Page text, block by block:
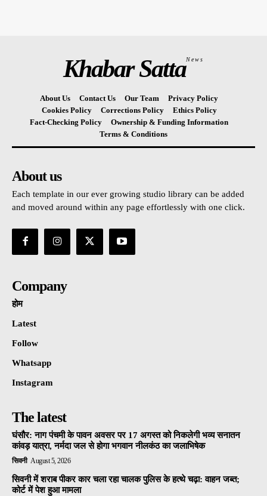
Khabar SattaNews
About Us Contact Us Our Team
Privacy Policy
Cookies Policy
Corrections Policy
Ethics Policy
Fact-Checking Policy
Ownership & Funding Information
Terms & Conditions
About us
Each template in our ever growing studio library can be added
and moved around within any page effortlessly with one click.
Company
होम
Latest
Follow
Whatsapp
Instagram
The latest
घंसौर: नाग पंचमी के पावन अवसर पर 17 अगस्त को निकलेगी भव्य सनातन
कांवड़ यात्रा, नर्मदा जल से होगा भगवान नीलकंठ का जलाभिषेक
सिवनी August 5, 2026
सिवनी में शराब पीकर कार चला रहा चालक पुलिस के हत्थे चढ़ा: वाहन जब्त;
कोर्ट में पेश हुआ मामला